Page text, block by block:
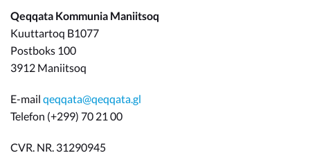
Qeqqata Kommunia Maniitsoq
Kuuttartoq B1077
Postboks 100
3912 Maniitsoq
E-mail qeqqata@qeqqata.gl
Telefon (+299) 70 21 00
CVR. NR. 31290945